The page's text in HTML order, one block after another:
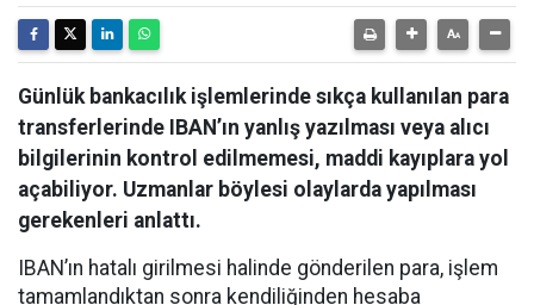
Günlük bankacılık işlemlerinde sıkça kullanılan para
transferlerinde IBAN’ın yanlış yazılması veya alıcı
bilgilerinin kontrol edilmemesi, maddi kayıplara yol
açabiliyor. Uzmanlar böylesi olaylarda yapılması
gerekenleri anlattı.
IBAN’ın hatalı girilmesi halinde gönderilen para, işlem
tamamlandıktan sonra kendiliğinden hesaba